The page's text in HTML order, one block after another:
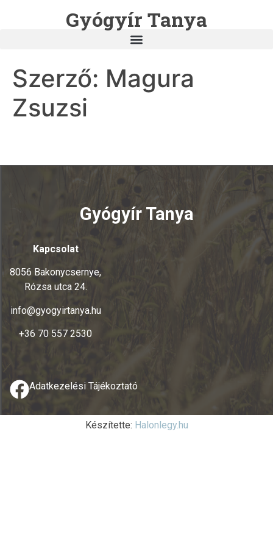
Gyógyír Tanya
Szerző: Magura
Zsuzsi
Gyógyír Tanya
Kapcsolat
8056 Bakonycsernye,
Rózsa utca 24.
info@gyogyirtanya.hu
+36 70 557 2530
Adatkezelési Tájékoztató
Készítette: Halonlegy.hu